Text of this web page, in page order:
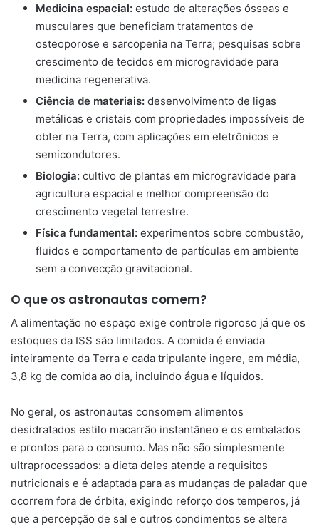
Medicina espacial: estudo de alterações ósseas e
musculares que beneficiam tratamentos de
osteoporose e sarcopenia na Terra; pesquisas sobre
crescimento de tecidos em microgravidade para
medicina regenerativa.
Ciência de materiais: desenvolvimento de ligas
metálicas e cristais com propriedades impossíveis de
obter na Terra, com aplicações em eletrônicos e
semicondutores.
Biologia: cultivo de plantas em microgravidade para
agricultura espacial e melhor compreensão do
crescimento vegetal terrestre.
Física fundamental: experimentos sobre combustão,
fluidos e comportamento de partículas em ambiente
sem a convecção gravitacional.
O que os astronautas comem?
A alimentação no espaço exige controle rigoroso já que os
estoques da ISS são limitados. A comida é enviada
inteiramente da Terra e cada tripulante ingere, em média,
3,8 kg de comida ao dia, incluindo água e líquidos.
No geral, os astronautas consomem alimentos
desidratados estilo macarrão instantâneo e os embalados
e prontos para o consumo. Mas não são simplesmente
ultraprocessados: a dieta deles atende a requisitos
nutricionais e é adaptada para as mudanças de paladar que
ocorrem fora de órbita, exigindo reforço dos temperos, já
que a percepção de sal e outros condimentos se altera